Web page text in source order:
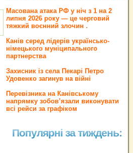
Масована атака РФ у ніч з 1 на 2
липня 2026 року — це черговий
тяжкий воєнний злочин .
Канів серед лідерів українсько-
німецького муніципального
партнерства
Захисник із села Пекарі Петро
Удовенко загинув на війні
Перевізника на Канівському
напрямку зобов’язали виконувати
всі рейси за графіком
Популярні за тиждень: